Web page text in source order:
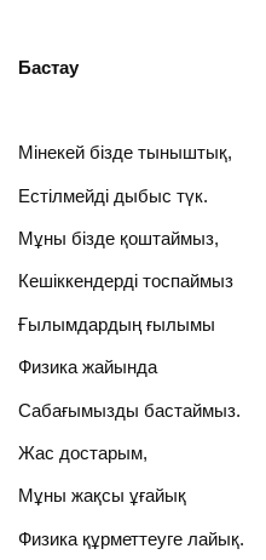
Бастау
Мінекей бізде тыныштық,
Естілмейді дыбыс түк.
Мұны бізде қоштаймыз,
Кешіккендерді тоспаймыз
Ғылымдардың ғылымы
Физика жайында
Сабағымызды бастаймыз.
Жас достарым,
Мұны жақсы ұғайық
Физика құрметтеуге лайық.